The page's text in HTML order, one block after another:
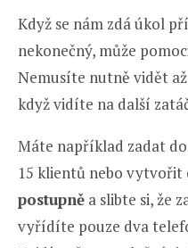
Když se nám zdá úkol
nekonečný, může
Nemusíte nutně vidět
když vidíte na další
Máte například zadat
15 klientů nebo vytvořit
postupně a slibte si, že
vyřídíte pouze dva